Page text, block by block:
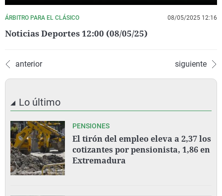
ÁRBITRO PARA EL CLÁSICO 08/05/2025 12:16
Noticias Deportes 12:00 (08/05/25)
anterior siguiente
Lo último
PENSIONES
El tirón del empleo eleva a 2,37 los
cotizantes por pensionista, 1,86 en
Extremadura